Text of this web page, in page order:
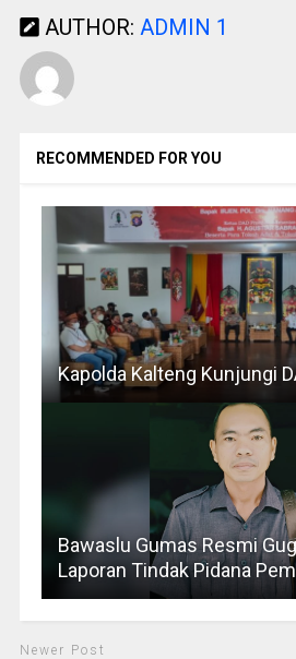
AUTHOR: ADMIN 1
RECOMMENDED FOR YOU
Kapolda Kalteng Kunjungi
Bawaslu Gumas Resmi
Laporan Tindak Pidana
Newer Post